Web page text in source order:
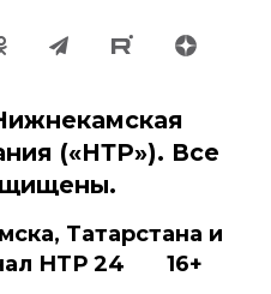
(«НТР»). Все
Татарстана и
НТР 24 16+